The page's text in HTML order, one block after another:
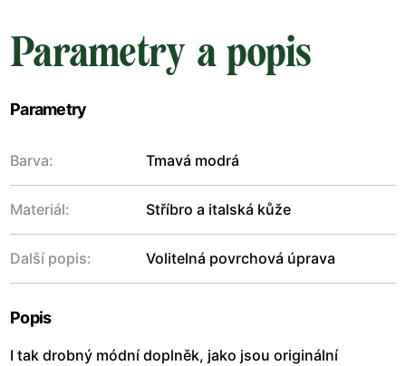
Parametry a popis
Parametry
Barva: Tmavá modrá
Materiál: Stříbro a italská kůže
Další popis: Volitelná povrchová úprava
Popis
I tak drobný módní doplněk, jako jsou originální